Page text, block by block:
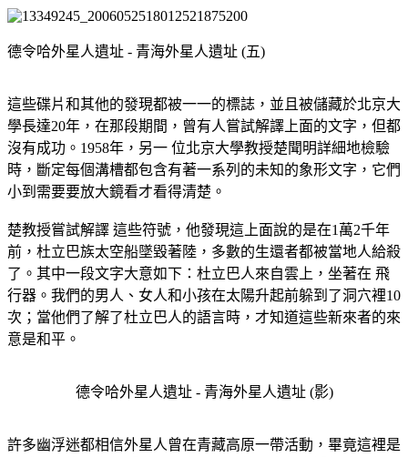
德令哈外星人遺址 - 青海外星人遺址 (五)
這些碟片和其他的發現都被一一的標誌，並且被儲藏於北京大
學長達20年，在那段期間，曾有人嘗試解譯上面的文字，但都
沒有成功。1958年，另一 位北京大學教授楚聞明詳細地檢驗
時，斷定每個溝槽都包含有著一系列的未知的象形文字，它們
小到需要要放大鏡看才看得清楚。
楚教授嘗試解譯 這些符號，他發現這上面說的是在1萬2千年
前，杜立巴族太空船墜毀著陸，多數的生還者都被當地人給殺
了。其中一段文字大意如下：杜立巴人來自雲上，坐著在 飛
行器。我們的男人、女人和小孩在太陽升起前躲到了洞穴裡10
次；當他們了解了杜立巴人的語言時，才知道這些新來者的來
意是和平。
德令哈外星人遺址 - 青海外星人遺址 (影)
許多幽浮迷都相信外星人曾在青藏高原一帶活動，畢竟這裡是